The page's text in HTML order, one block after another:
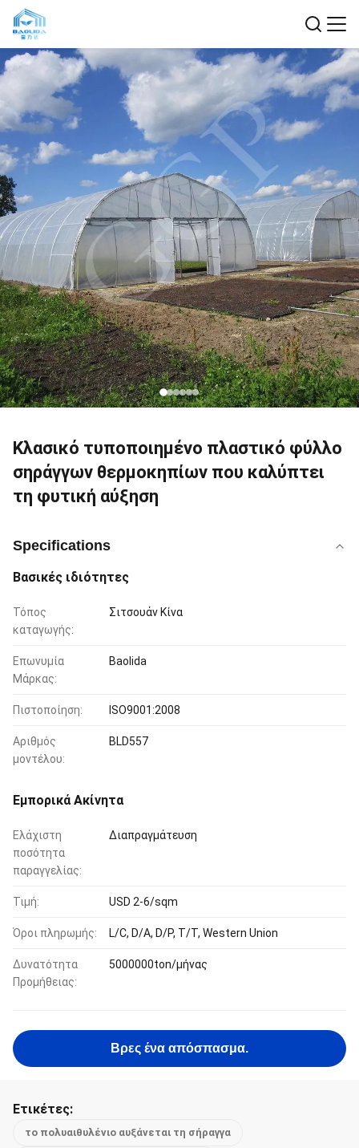
Κλασικό τυποποιημένο πλαστικό φύλλο
σηράγγων θερμοκηπίων που καλύπτει
τη φυτική αύξηση
Specifications
Βασικές ιδιότητες
Τόπος
καταγωγής:
Σιτσουάν Κίνα
Επωνυμία
Μάρκας:
Baolida
Πιστοποίηση: ISO9001:2008
Αριθμός
μοντέλου:
BLD557
Εμπορικά Ακίνητα
Ελάχιστη
ποσότητα
παραγγελίας:
Διαπραγμάτευση
Τιμή: USD 2-6/sqm
Όροι πληρωμής: L/C, D/A, D/P, T/T, Western Union
Δυνατότητα
Προμήθειας:
5000000ton/μήνας
Βρες ένα απόσπασμα.
Ετικέτες:
το πολυαιθυλένιο αυξάνεται τη σήραγγα